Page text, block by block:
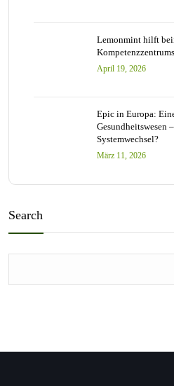
Lemonmint hilft
April 19, 2026
Epic in Europa:
Gesundheitswesen
Systemwechsel?
März 11, 2026
Search